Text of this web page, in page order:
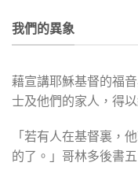
我們的異象
藉宣講耶穌基督的福
士及他們的家人，得
「若有人在基督裏，
的了。」哥林多後書